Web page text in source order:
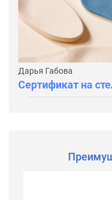
Дарья Габова
Сертификат на